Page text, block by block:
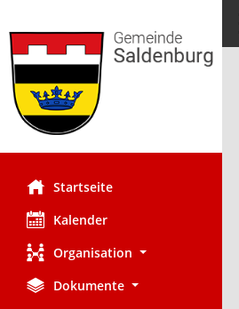
Startseite
Kalender
Organisation
Dokumente